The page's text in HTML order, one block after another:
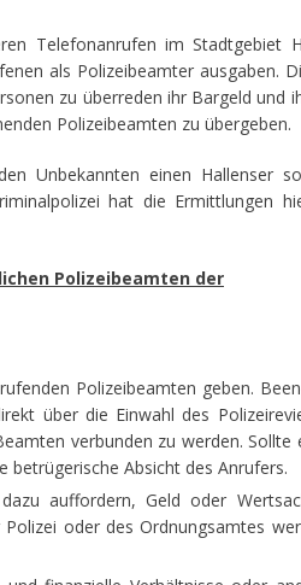
Telefonanrufen im Stadtgebiet
als Polizeibeamter ausgaben.
zu überreden ihr Bargeld und
Polizeibeamten zu übergeben.
Unbekannten einen Hallenser
hat die Ermittlungen
Polizeibeamten der
Polizeibeamten geben.
über die Einwahl des
verbunden zu werden. Sollte
betrügerische Absicht des Anrufers.
auffordern, Geld oder
oder des Ordnungsamtes